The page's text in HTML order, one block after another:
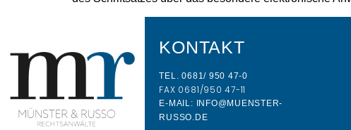
KONTAKT
TEL. 0681/ 950 47-0
FAX 0681/950 47-11
E-MAIL: INFO@MUENSTER-
RUSSO.DE